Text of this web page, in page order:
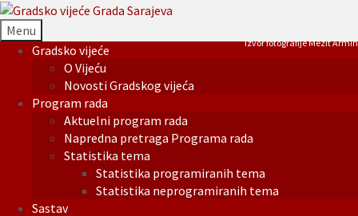
Menu
Gradsko vijeće
O Vijeću
Novosti Gradskog vijeća
Program rada
Aktuelni program rada
Napredna pretraga Programa rada
Statistika tema
Statistika programiranih tema
Statistika neprogramiranih tema
Sastav
Izvor fotografije Mezit Armin